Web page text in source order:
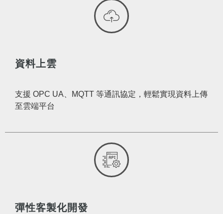
資料上雲
支援 OPC UA、MQTT 等通訊協定，輕鬆實現資料上傳
至雲端平台
彈性客製化開發